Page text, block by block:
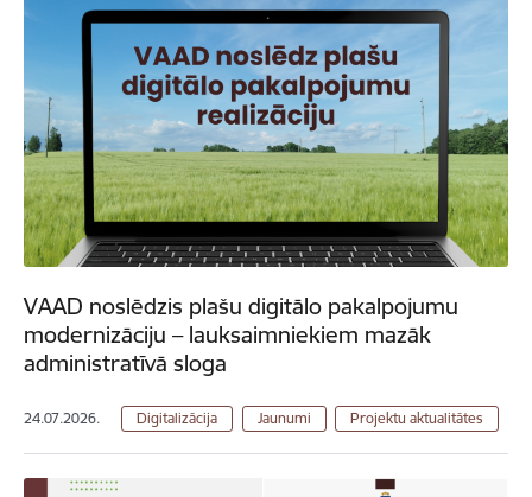
VAAD noslēdzis plašu digitālo pakalpojumu
modernizāciju – lauksaimniekiem mazāk
administratīvā sloga
24.07.2026. Digitalizācija Jaunumi Projektu aktualitātes